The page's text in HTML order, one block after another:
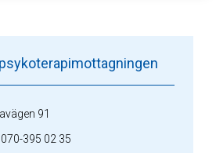
91
395 02 35